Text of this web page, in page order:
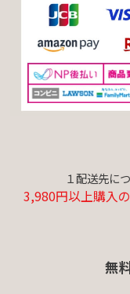
１配送先につ
3,980円以上購入
無